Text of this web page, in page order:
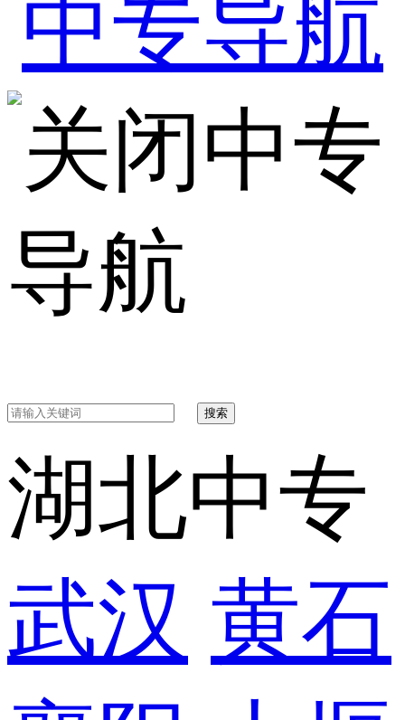
中专
导航
搜索
湖北中专
武汉 黄石